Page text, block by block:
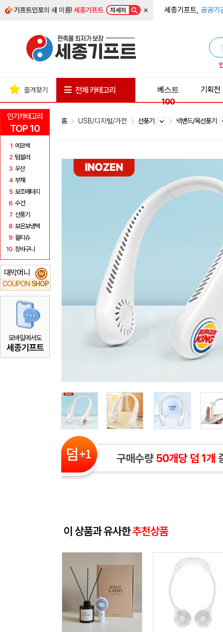
기프트인포의 새 이름!세종기프트 자세히 × 세종기프트, 공공기
인기카테고리
TOP 10
1 에코백
2 텀블러
3 우산
4 부채
5 보조배터리
6 수건
7 선풍기
8 보온보냉백
9 물티슈
10 장바구니
대박머니
COUPON SHOP
₩
모바일에서도
세종기프트
즐겨찾기 전체 카테고리
베스트
100
기획전
홈 USB/디지털/가전 선풍기 넥밴드/목선풍기
구매수량50개당 덤 1개
이 상품과 유사한추천상품